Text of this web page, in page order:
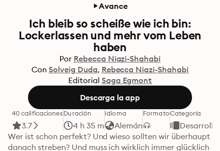
Avance
Ich bleib so scheiße wie ich bin:
Lockerlassen und mehr vom Leben
haben
Por Rebecca Niazi-Shahabi
Con Solveig Duda Rebecca Niazi-Shahabi
Editorial Saga Egmont
Descarga la app
40 calificaciones
3.7
Duración
4 h 35 m
Idioma
Alemán
FormatoCategoría
Wer ist schon perfekt? Und wieso sollten wir überhaupt
danach streben? Und muss ich wirklich immer glücklich